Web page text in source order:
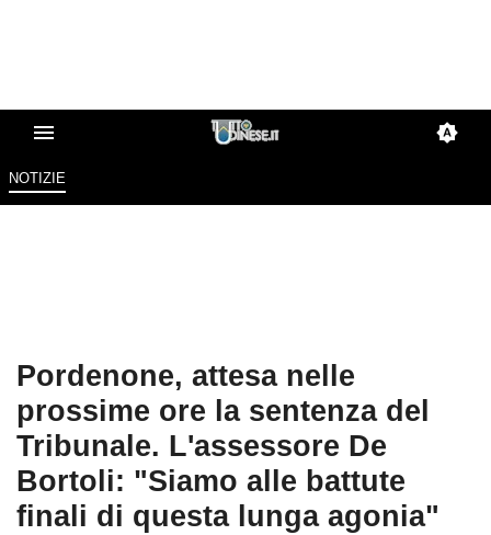
NOTIZIE
Pordenone, attesa nelle
prossime ore la sentenza del
Tribunale. L'assessore De
Bortoli: "Siamo alle battute
finali di questa lunga agonia"